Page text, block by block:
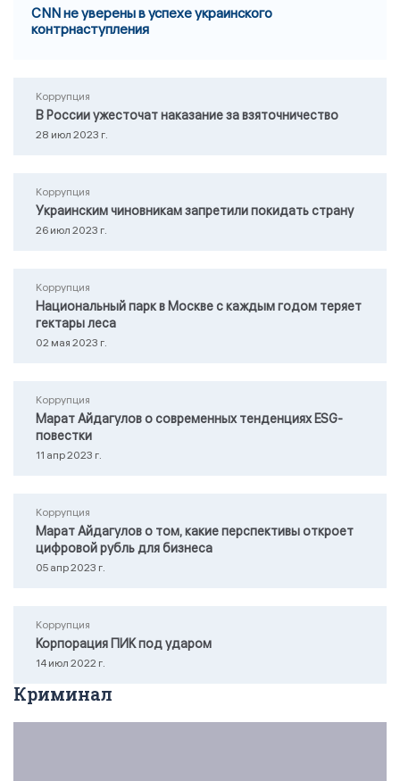
CNN не уверены в успехе украинского
контрнаступления
Коррупция
В России ужесточат наказание за взяточничество
28 июл 2023 г.
Коррупция
Украинским чиновникам запретили покидать страну
26 июл 2023 г.
Коррупция
Национальный парк в Москве с каждым годом теряет
гектары леса
02 мая 2023 г.
Коррупция
Марат Айдагулов о современных тенденциях ESG-
повестки
11 апр 2023 г.
Коррупция
Марат Айдагулов о том, какие перспективы откроет
цифровой рубль для бизнеса
05 апр 2023 г.
Коррупция
Корпорация ПИК под ударом
14 июл 2022 г.
Криминал